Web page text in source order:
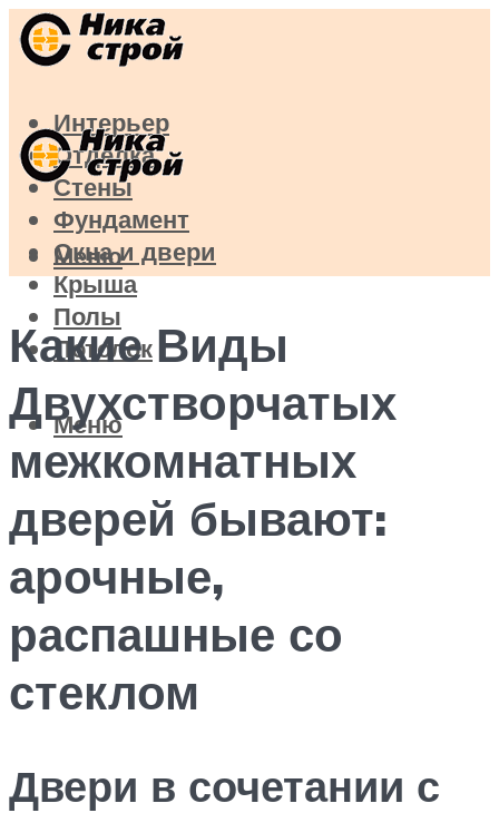
Интерьер
Отделка
Стены
Фундамент
Окна и двери
Крыша
Полы
Потолок
Меню
Меню
Какие Виды
Двухстворчатых
межкомнатных
дверей бывают:
арочные,
распашные со
стеклом
Двери в сочетании с